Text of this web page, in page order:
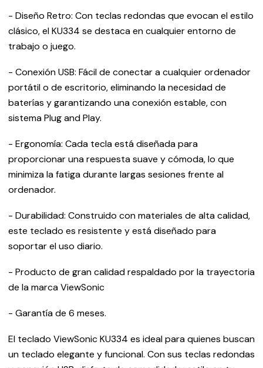
- Diseño Retro: Con teclas redondas que evocan el estilo
clásico, el KU334 se destaca en cualquier entorno de
trabajo o juego.
- Conexión USB: Fácil de conectar a cualquier ordenador
portátil o de escritorio, eliminando la necesidad de
baterías y garantizando una conexión estable, con
sistema Plug and Play.
- Ergonomía: Cada tecla está diseñada para
proporcionar una respuesta suave y cómoda, lo que
minimiza la fatiga durante largas sesiones frente al
ordenador.
- Durabilidad: Construido con materiales de alta calidad,
este teclado es resistente y está diseñado para
soportar el uso diario.
- Producto de gran calidad respaldado por la trayectoria
de la marca ViewSonic
- Garantía de 6 meses.
El teclado ViewSonic KU334 es ideal para quienes buscan
un teclado elegante y funcional. Con sus teclas redondas